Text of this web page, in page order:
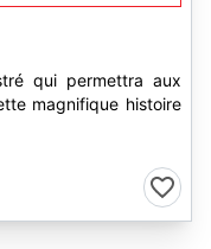
qui permettra aux
magnifique histoire